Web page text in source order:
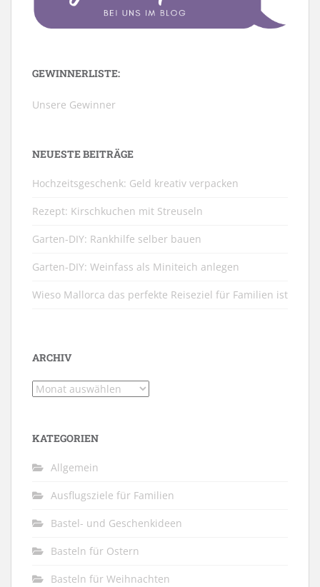
GEWINNERLISTE:
Unsere Gewinner
NEUESTE BEITRÄGE
Hochzeitsgeschenk: Geld kreativ verpacken
Rezept: Kirschkuchen mit Streuseln
Garten-DIY: Rankhilfe selber bauen
Garten-DIY: Weinfass als Miniteich anlegen
Wieso Mallorca das perfekte Reiseziel für Familien ist
ARCHIV
Archiv
KATEGORIEN
Allgemein
Ausflugsziele für Familien
Bastel- und Geschenkideen
Basteln für Ostern
Basteln für Weihnachten